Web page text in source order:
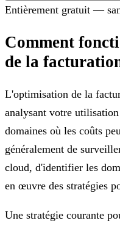
Entièrement gratuit —
Comment
de la
L'optimisation de la
analysant votre
domaines où les coûts
généralement de
cloud, d'identifier les
en œuvre des stratégies
Une stratégie courante